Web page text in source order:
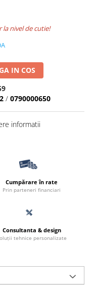
la nivel de cutie!
IN COS
/ 0790000650
informatii
Cumpărare în rate
Prin parteneri financiari
Consultanta & design
tehnice personalizate